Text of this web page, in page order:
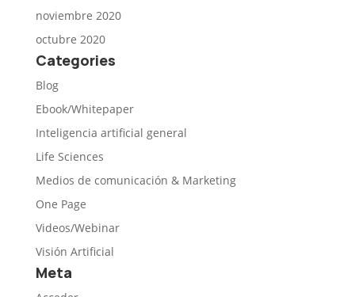
noviembre 2020
octubre 2020
Categories
Blog
Ebook/Whitepaper
Inteligencia artificial general
Life Sciences
Medios de comunicación & Marketing
One Page
Videos/Webinar
Visión Artificial
Meta